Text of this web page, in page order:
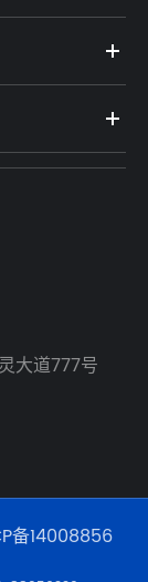
大道777号
备14008856